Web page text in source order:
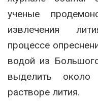
ученые
извлечения
процессе
водой из
выделить
растворе лития.